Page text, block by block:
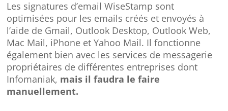
Les signatures d’email WiseStamp sont
optimisées pour les emails créés et envoyés à
l’aide de Gmail, Outlook Desktop, Outlook Web,
Mac Mail, iPhone et Yahoo Mail. Il fonctionne
également bien avec les services de messagerie
propriétaires de différentes entreprises dont
Infomaniak, mais il faudra le faire
manuellement.